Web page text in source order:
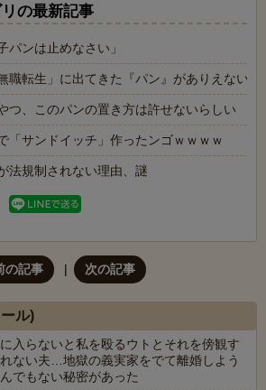
リの最新記事
パンは止めなさい」
職転生」に出てきた『パン』がありえない
つ、このパンの置き方は許せないらしい
「サンドイッチ」作ったンゴｗｗｗｗ
法規制されない理由、謎
の記事 次の記事
ル)
入らないと私を殴るウトとそれを傍観す
ない夫…地獄の義実家をでて離婚しよう
でもない秘密があった